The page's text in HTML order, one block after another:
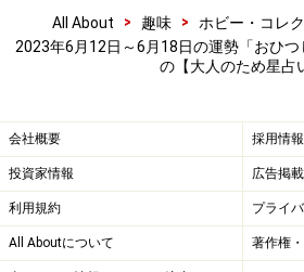
められたい、一目置かれたいのに
周囲の気を引こうとしているだけ。
ず。人からの賞賛や評価を求めず
みると、大きな成果が出せるときで
愛も、待たずに動いて！
All About > 趣味 > ホビー・コレ
2023年6月12日～6月18日の運勢「おひ
の【大人のため星占
会社概要 採用情報
投資家情報 広告掲載
利用規約 プライ
All Aboutについて 著作権